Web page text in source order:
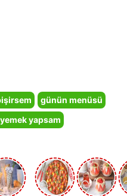
günün menüsü
yapsam